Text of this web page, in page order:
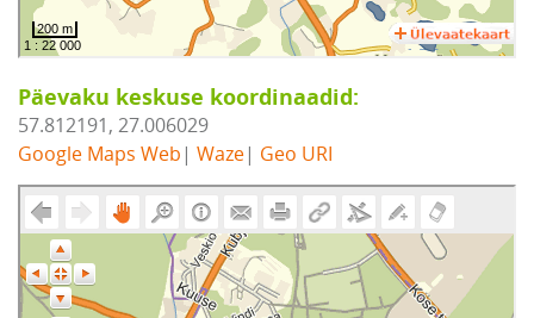
Päevaku keskuse koordinaadid:
57.812191, 27.006029
Google Maps Web | Waze| Geo URI